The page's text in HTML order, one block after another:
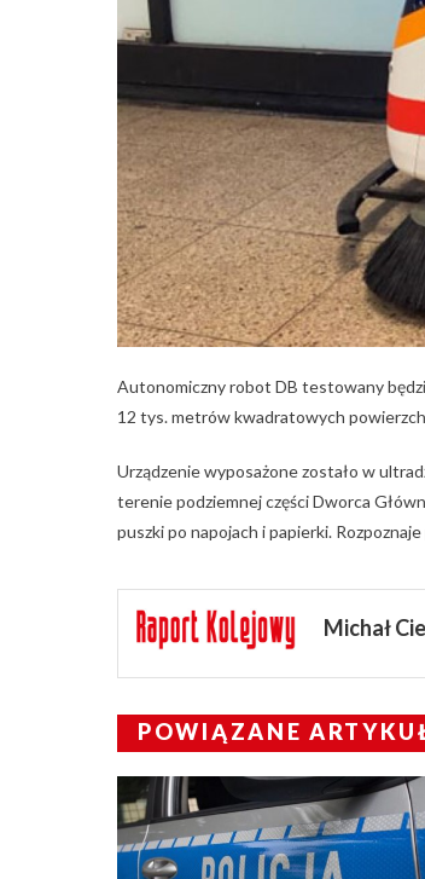
Autonomiczny robot DB testowany
12 tys. metrów kwadratowych
Urządzenie wyposażone zostało w
terenie podziemnej części Dworca
puszki po napojach i papierki.
Michał
POWIĄZANE